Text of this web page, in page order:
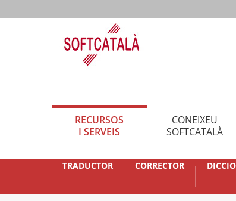
RECURSOS
I SERVEIS
CONEIXEU
SOFTCATALÀ
TRADUCTOR CORRECTOR